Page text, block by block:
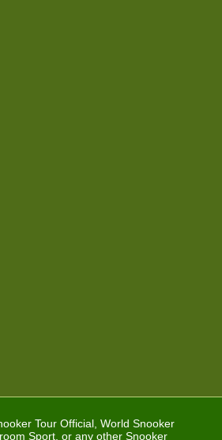
Tour Official, World Snooker
Sport, or any other Snooker